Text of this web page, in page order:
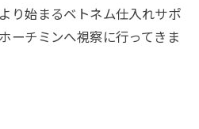
り始まるベトネム仕入れサポ
ーチミンへ視察に行ってきま